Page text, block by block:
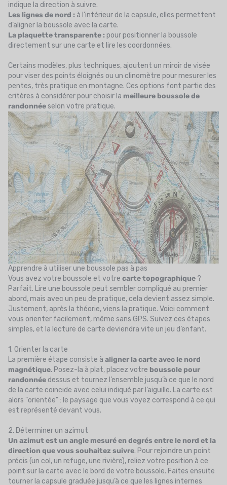
indique la direction à suivre.
Les lignes de nord : à l’intérieur de la capsule, elles permettent
d’aligner la boussole avec la carte.
La plaquette transparente : pour positionner la boussole
directement sur une carte et lire les coordonnées.
Certains modèles, plus techniques, ajoutent un miroir de visée
pour viser des points éloignés ou un clinomètre pour mesurer les
pentes, très pratique en montagne. Ces options font partie des
critères à considérer pour choisir la meilleure boussole de
randonnéeselon votre pratique.
Apprendre à utiliser une boussole pas à pas
Vous avez votre boussole et votre carte topographique ?
Parfait. Lire une boussole peut sembler compliqué au premier
abord, mais avec un peu de pratique, cela devient assez simple.
Justement, après la théorie, viens la pratique. Voici comment
vous orienter facilement, même sans GPS. Suivez ces étapes
simples, et la lecture de carte deviendra vite un jeu d’enfant.
1. Orienter la carte
La première étape consiste à aligner la carte avec le nord
magnétique. Posez-la à plat, placez votre boussole pour
randonnée dessus et tournez l’ensemble jusqu’à ce que le nord
de la carte coïncide avec celui indiqué par l’aiguille. La carte est
alors "orientée" : le paysage que vous voyez correspond à ce qui
est représenté devant vous.
2. Déterminer un azimut
Un azimut est un angle mesuré en degrés entre le nord et la
direction que vous souhaitez suivre. Pour rejoindre un point
précis (un col, un refuge, une rivière), reliez votre position à ce
point sur la carte avec le bord de votre boussole. Faites ensuite
tourner la capsule graduée jusqu’à ce que les lignes internes